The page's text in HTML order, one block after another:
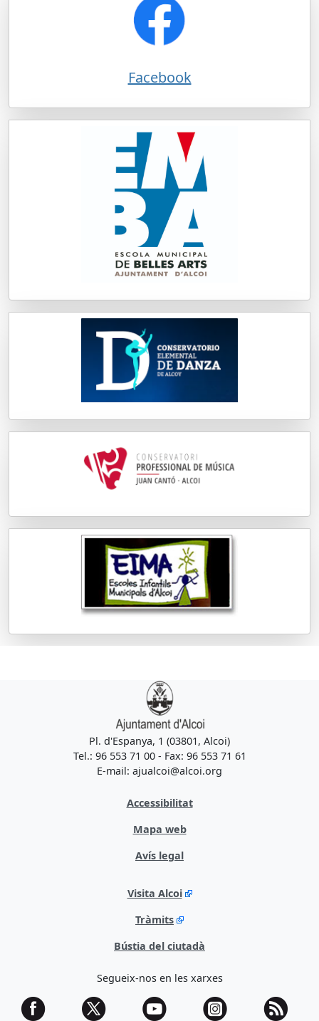
Facebook
Pl. d'Espanya, 1 (03801, Alcoi)
Tel.: 96 553 71 00 - Fax: 96 553 71 61
E-mail: ajualcoi@alcoi.org
Accessibilitat
Mapa web
Avís legal
Visita Alcoi
Tràmits
Bústia del ciutadà
Segueix-nos en les xarxes